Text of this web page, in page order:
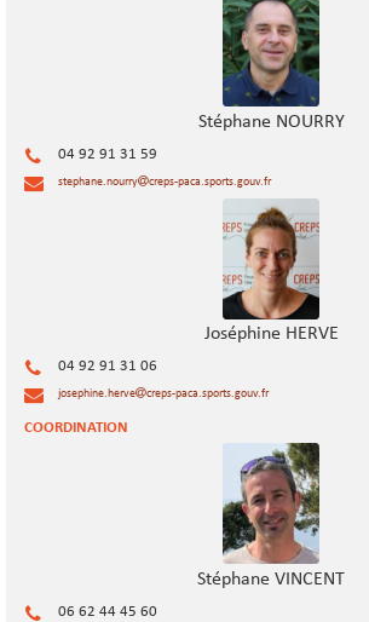
Stéphane NOURRY
04 92 91 31 59
stephane.nourry creps-paca.sports.gouv.fr
Joséphine HERVE
04 92 91 31 06
josephine.herve creps-paca.sports.gouv.fr
COORDINATION
Stéphane VINCENT
06 62 44 45 60